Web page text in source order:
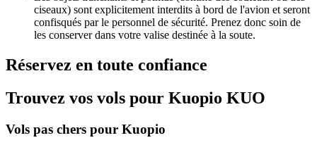
ciseaux) sont explicitement interdits à bord de l'avion et seront
confisqués par le personnel de sécurité. Prenez donc soin de
les conserver dans votre valise destinée à la soute.
Réservez en toute confiance
Trouvez vos vols pour Kuopio KUO
Vols pas chers pour Kuopio